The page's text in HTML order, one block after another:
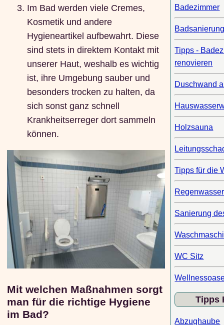
Im Bad werden viele Cremes,
Kosmetik und andere
Hygieneartikel aufbewahrt. Diese
sind stets in direktem Kontakt mit
unserer Haut, weshalb es wichtig
ist, ihre Umgebung sauber und
besonders trocken zu halten, da
sich sonst ganz schnell
Krankheitserreger dort sammeln
können.
Mit welchen Maßnahmen sorgt
man für die richtige Hygiene
im Bad?
Badezimmer
Tipps -
renovieren
Duschwand
Holzsauna
Tipps für die
Regenwasser
Sanierung
WC Sitz
Tipps
Abzughaube